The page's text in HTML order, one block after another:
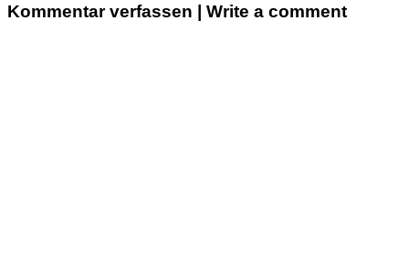
Kommentar verfassen | Write a comment